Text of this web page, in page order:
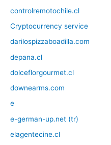
controlremotochile.cl
Cryptocurrency service
darilospizzaboadilla.com
depana.cl
dolceflorgourmet.cl
downearms.com
e
e-german-up.net (tr)
elagentecine.cl